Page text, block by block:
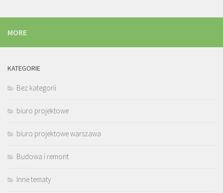
MORE
KATEGORIE
Bez kategorii
biuro projektowe
biuro projektowe warszawa
Budowa i remont
Inne tematy